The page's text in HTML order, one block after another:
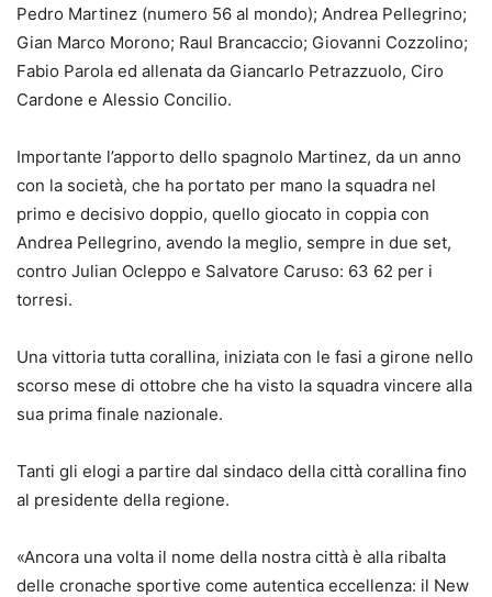
Pedro Martinez (numero 56 al mondo); Andrea Pellegrino;
Gian Marco Morono; Raul Brancaccio; Giovanni Cozzolino;
Fabio Parola ed allenata da Giancarlo Petrazzuolo, Ciro
Cardone e Alessio Concilio.
Importante l’apporto dello spagnolo Martinez, da un anno
con la società, che ha portato per mano la squadra nel
primo e decisivo doppio, quello giocato in coppia con
Andrea Pellegrino, avendo la meglio, sempre in due set,
contro Julian Ocleppo e Salvatore Caruso: 63 62 per i
torresi.
Una vittoria tutta corallina, iniziata con le fasi a girone nello
scorso mese di ottobre che ha visto la squadra vincere alla
sua prima finale nazionale.
Tanti gli elogi a partire dal sindaco della città corallina fino
al presidente della regione.
«Ancora una volta il nome della nostra città è alla ribalta
delle cronache sportive come autentica eccellenza: il New